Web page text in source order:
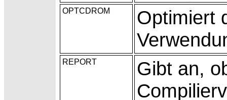
OPTCDROM
Optimiert
REPORT
Gibt an,